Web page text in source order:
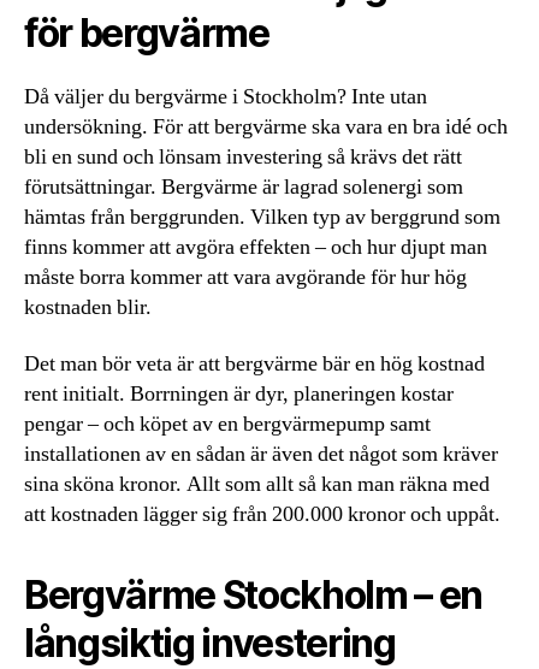
för bergvärme
Då väljer du bergvärme i Stockholm? Inte utan
undersökning. För att bergvärme ska vara en bra idé och
bli en sund och lönsam investering så krävs det rätt
förutsättningar. Bergvärme är lagrad solenergi som
hämtas från berggrunden. Vilken typ av berggrund som
finns kommer att avgöra effekten – och hur djupt man
måste borra kommer att vara avgörande för hur hög
kostnaden blir.
Det man bör veta är att bergvärme bär en hög kostnad
rent initialt. Borrningen är dyr, planeringen kostar
pengar – och köpet av en bergvärmepump samt
installationen av en sådan är även det något som kräver
sina sköna kronor. Allt som allt så kan man räkna med
att kostnaden lägger sig från 200.000 kronor och uppåt.
Bergvärme Stockholm – en
långsiktig investering